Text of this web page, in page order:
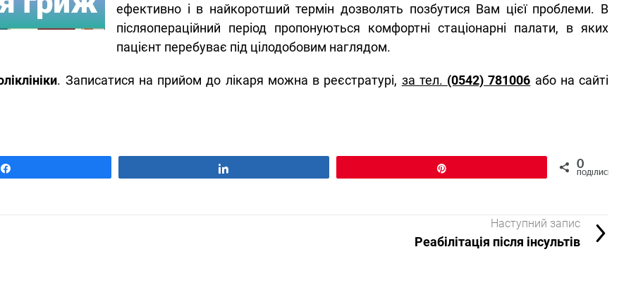
ефективно і в найкоротший термін дозволять позбутися Вам цієї проблеми. В
післяопераційний період пропонуються комфортні стаціонарні палати, в яких
пацієнт перебуває під цілодобовим наглядом.
. Записатися на прийом до лікаря можна в реєстратурі, за тел. (0542) 781006 або на сайті
0
ПОДІЛИСЬ
Наступний запис
Реабілітація після інсультів